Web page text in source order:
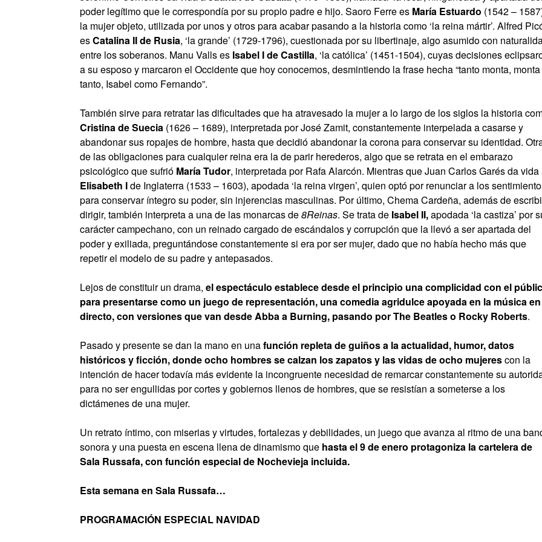
poder legítimo que le correspondía por su propio padre e hijo. Saoro Ferre es María Estuardo (1542 –
la mujer objeto, utilizada por unos y otros para acabar pasando a la historia como ‘la reina mártir’. Alfred
esCatalina II de Rusia, ‘la grande’ (1729-1796), cuestionada por su libertinaje, algo asumido con
entre los soberanos. Manu Valls es Isabel I de Castilla, ‘la católica’ (1451-1504), cuyas decisiones
a su esposo y marcaron el Occidente que hoy conocemos, desmintiendo la frase hecha “tanto monta, monta
tanto, Isabel como Fernando”.
También sirve para retratar las dificultades que ha atravesado la mujer a lo largo de los siglos la historia
Cristina de Suecia (1626 – 1689), interpretada por José Zamit, constantemente interpelada a casarse y
abandonar sus ropajes de hombre, hasta que decidió abandonar la corona para conservar su identidad.
de las obligaciones para cualquier reina era la de parir herederos, algo que se retrata en el embarazo
psicológico que sufrió María Tudor, interpretada por Rafa Alarcón. Mientras que Juan Carlos Garés da vida
Elisabeth Ide Inglaterra (1533 – 1603), apodada ‘la reina virgen’, quien optó por renunciar a los
para conservar íntegro su poder, sin injerencias masculinas. Por último, Chema Cardeña, además de
dirigir, también interpreta a una de las monarcas de8Reinas. Se trata de Isabel II,apodada ‘la castiza’ por
carácter campechano, con un reinado cargado de escándalos y corrupción que la llevó a ser apartada del
poder y exiliada, preguntándose constantemente si era por ser mujer, dado que no había hecho más que
repetir el modelo de su padre y antepasados.
Lejos de constituir un drama, el espectáculo establece desde el principio una complicidad con el
para presentarse como un juego de representación, una comedia agridulce apoyada en la música en
directo, con versiones que van desde Abba a Burning, pasando por The Beatles o Rocky Roberts.
Pasado y presente se dan la mano en unafunción repleta de guiños a la actualidad, humor, datos
históricos y ficción, donde ocho hombres se calzan los zapatos y las vidas de ocho mujerescon la
intención de hacer todavía más evidente la incongruente necesidad de remarcar constantemente su
para no ser engullidas por cortes y gobiernos llenos de hombres, que se resistían a someterse a los
dictámenes de una mujer.
Un retrato íntimo, con miserias y virtudes, fortalezas y debilidades, un juego que avanza al ritmo de una
sonora y una puesta en escena llena de dinamismo que hasta el 9 de enero protagoniza la cartelera de
Sala Russafa, con función especial de Nochevieja incluida.
Esta semana en Sala Russafa…
PROGRAMACIÓN ESPECIAL NAVIDAD